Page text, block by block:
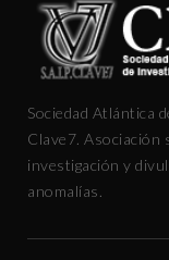
Sociedad Atlántica
Clave7. Asociación
investigación y
anomalías.